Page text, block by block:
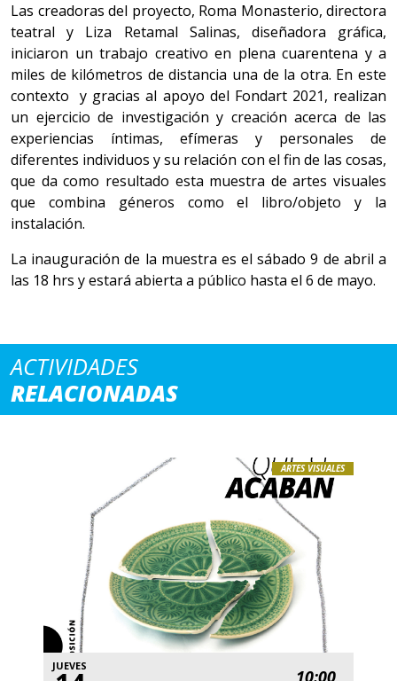
Las creadoras del proyecto, Roma Monasterio, directora
teatral y Liza Retamal Salinas, diseñadora gráfica,
iniciaron un trabajo creativo en plena cuarentena y a
miles de kilómetros de distancia una de la otra. En este
contexto y gracias al apoyo del Fondart 2021, realizan
un ejercicio de investigación y creación acerca de las
experiencias íntimas, efímeras y personales de
diferentes individuos y su relación con el fin de las cosas,
que da como resultado esta muestra de artes visuales
que combina géneros como el libro/objeto y la
instalación.
La inauguración de la muestra es el sábado 9 de abril a
las 18 hrs y estará abierta a público hasta el 6 de mayo.
ACTIVIDADES
RELACIONADAS
ARTES VISUALES
JUEVES 10:00